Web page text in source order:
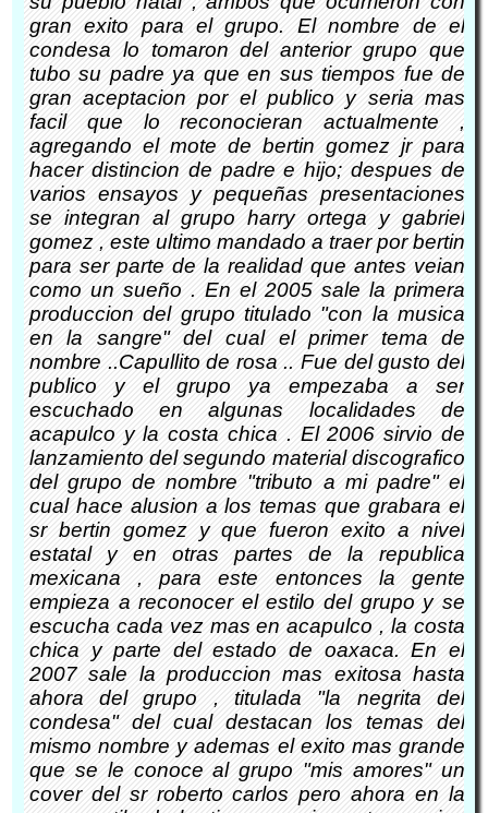
gran exito para el grupo. El nombre de el
condesa lo tomaron del anterior grupo que
tubo su padre ya que en sus tiempos fue de
gran aceptacion por el publico y seria mas
facil que lo reconocieran actualmente ,
agregando el mote de bertin gomez jr para
hacer distincion de padre e hijo; despues de
varios ensayos y pequeñas presentaciones
se integran al grupo harry ortega y gabriel
gomez , este ultimo mandado a traer por bertin
para ser parte de la realidad que antes veian
como un sueño . En el 2005 sale la primera
produccion del grupo titulado "con la musica
en la sangre" del cual el primer tema de
nombre ..Capullito de rosa .. Fue del gusto del
publico y el grupo ya empezaba a ser
escuchado en algunas localidades de
acapulco y la costa chica . El 2006 sirvio de
lanzamiento del segundo material discografico
del grupo de nombre "tributo a mi padre" el
cual hace alusion a los temas que grabara el
sr bertin gomez y que fueron exito a nivel
estatal y en otras partes de la republica
mexicana , para este entonces la gente
empieza a reconocer el estilo del grupo y se
escucha cada vez mas en acapulco , la costa
chica y parte del estado de oaxaca. En el
2007 sale la produccion mas exitosa hasta
ahora del grupo , titulada "la negrita del
condesa" del cual destacan los temas del
mismo nombre y ademas el exito mas grande
que se le conoce al grupo "mis amores" un
cover del sr roberto carlos pero ahora en la